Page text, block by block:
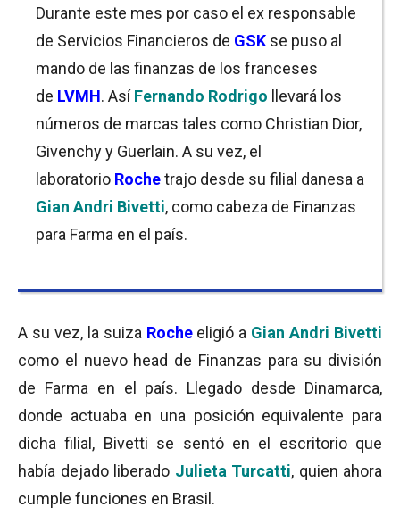
Durante este mes por caso el ex responsable
de Servicios Financieros de GSK se puso al
mando de las finanzas de los franceses
de LVMH. AsíFernando Rodrigo llevará los
números de marcas tales como Christian Dior,
Givenchy y Guerlain. A su vez, el
laboratorio Rochetrajo desde su filial danesa a
Gian Andri Bivetti, como cabeza de Finanzas
para Farma en el país.
A su vez, la suiza Roche eligió a Gian Andri Bivetti
como el nuevo head de Finanzas para su división
de Farma en el país. Llegado desde Dinamarca,
donde actuaba en una posición equivalente para
dicha filial, Bivetti se sentó en el escritorio que
había dejado liberado Julieta Turcatti, quien ahora
cumple funciones en Brasil.